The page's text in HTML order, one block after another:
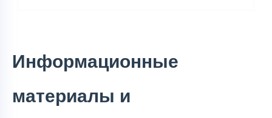
Информационные
материалы и